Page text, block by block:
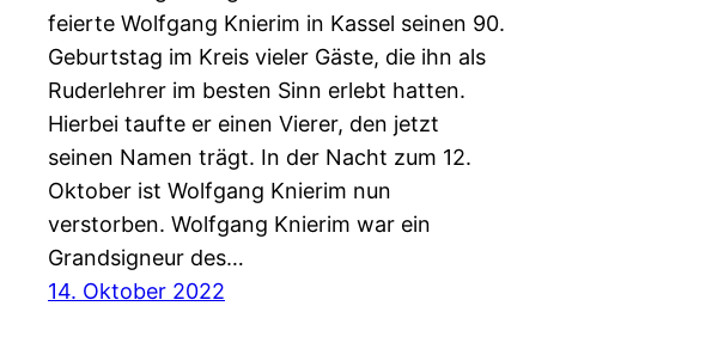
feierte Wolfgang Knierim in Kassel seinen 90.
Geburtstag im Kreis vieler Gäste, die ihn als
Ruderlehrer im besten Sinn erlebt hatten.
Hierbei taufte er einen Vierer, den jetzt
seinen Namen trägt. In der Nacht zum 12.
Oktober ist Wolfgang Knierim nun
verstorben. Wolfgang Knierim war ein
Grandsigneur des…
14. Oktober 2022